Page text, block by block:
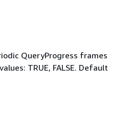
QueryProgress frames
TRUE, FALSE. Default